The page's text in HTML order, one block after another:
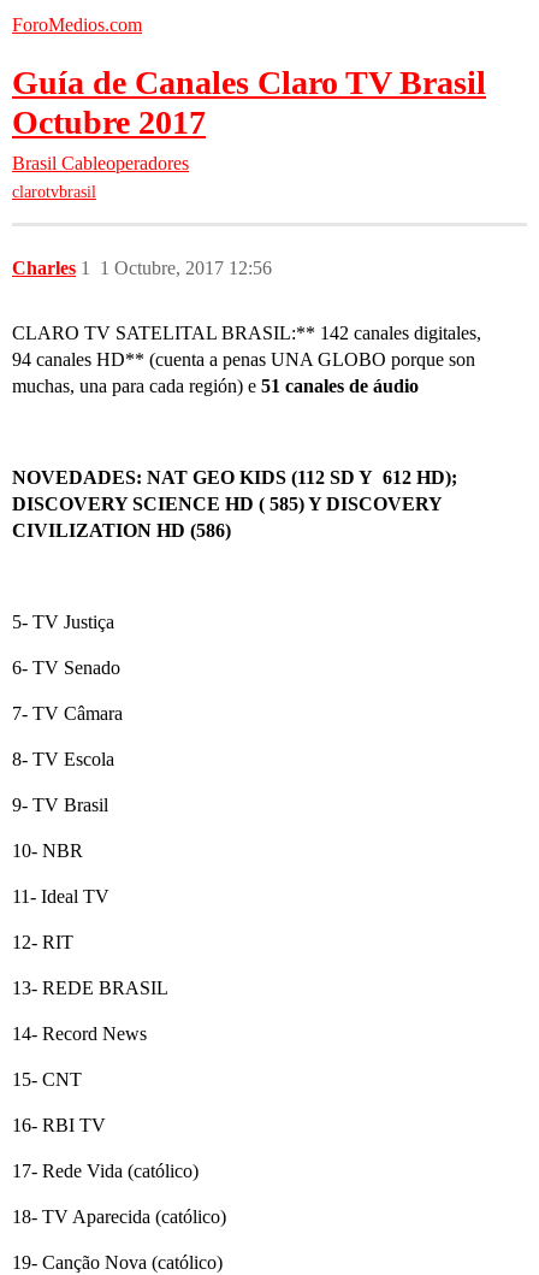
ForoMedios.com
Guía de Canales Claro TV Brasil
Octubre 2017
Brasil Cableoperadores
clarotvbrasil
Charles 1 Octubre, 2017 12:56
1
CLARO TV SATELITAL BRASIL:** 142 canales digitales,
94 canales HD** (cuenta a penas UNA GLOBO porque son
muchas, una para cada región) e 51 canales de áudio
NOVEDADES: NAT GEO KIDS (112 SD Y 612 HD);
DISCOVERY SCIENCE HD ( 585) Y DISCOVERY
CIVILIZATION HD (586)
5- TV Justiça
6- TV Senado
7- TV Câmara
8- TV Escola
9- TV Brasil
10- NBR
11- Ideal TV
12- RIT
13- REDE BRASIL
14- Record News
15- CNT
16- RBI TV
17- Rede Vida (católico)
18- TV Aparecida (católico)
19- Canção Nova (católico)